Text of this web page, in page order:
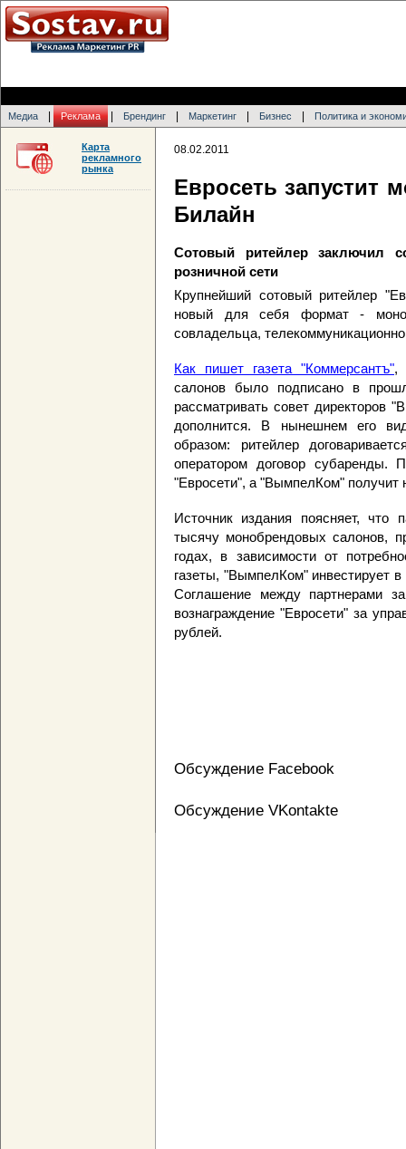
Медиа Реклама Брендинг Маркетинг Бизнес Политика и
08.02.2011
Евросеть запустит
Билайн
Сотовый ритейлер заключил
розничной сети
Крупнейший сотовый ритейлер
новый для себя формат -
совладельца,
Как пишет газета "Коммерсантъ",
салонов было подписано в
рассматривать совет директоров
дополнится. В нынешнем его
образом: ритейлер
оператором договор субаренды.
"Евросети", а "ВымпелКом" получит
Источник издания поясняет, что
тысячу монобрендовых салонов,
годах, в зависимости от
газеты, "ВымпелКом" инвестирует
Соглашение между партнерами
вознаграждение "Евросети" за
рублей.
Обсуждение Facebook
Обсуждение VKontakte
Карта
рекламного
рынка